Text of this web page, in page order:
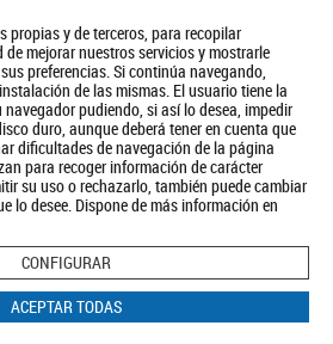
propias y de terceros, para recopilar
mejorar nuestros servicios y mostrarle
preferencias. Si continúa navegando,
de las mismas. El usuario tiene la
pudiendo, si así lo desea, impedir
duro, aunque deberá tener en cuenta que
dificultades de navegación de la página
para recoger información de carácter
su uso o rechazarlo, también puede cambiar
lo desee. Dispone de más información en
CONFIGURAR
ACEPTAR TODAS
Turismo Política de Privacidad Aviso Legal
Política de Cookies
BUSCAR